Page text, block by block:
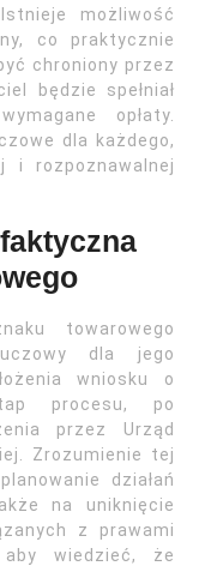
możliwość
co praktycznie
chroniony przez
będzie spełniał
opłaty.
dla każdego,
i rozpoznawalnej
towarowego
dla jego
wniosku o
procesu, po
przez Urząd
Zrozumienie tej
działań
na uniknięcie
z prawami
wiedzieć, że